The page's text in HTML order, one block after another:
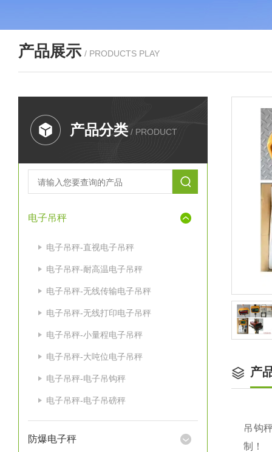
产品展示 / PRODUCTS PLAY
产品分类 / PRODUCT
电子吊秤
电子吊秤-直视电子吊秤
电子吊秤-耐高温电子吊秤
电子吊秤-无线传输电子吊秤
电子吊秤-无线打印电子吊秤
电子吊秤-小量程电子吊秤
电子吊秤-大吨位电子吊秤
电子吊秤-电子吊钩秤
电子吊秤-电子吊磅秤
防爆电子秤
产
吊钩
制！